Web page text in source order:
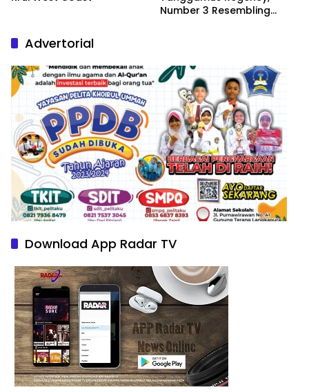
Number 3 Resembling
Advertorial
Download App Radar TV